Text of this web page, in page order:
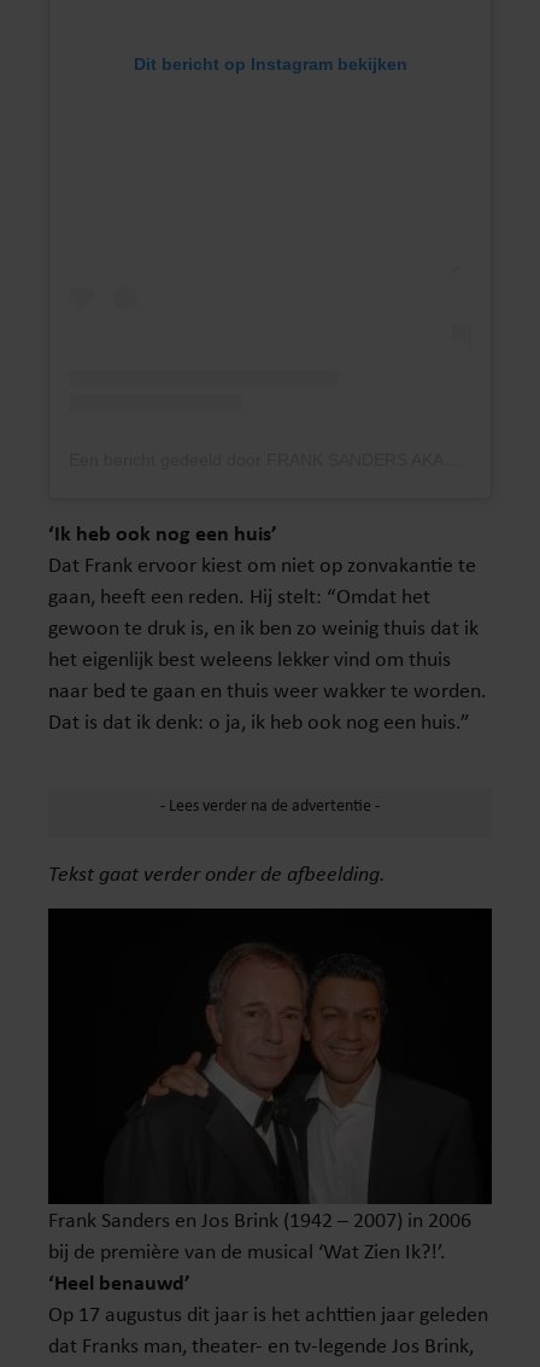
Dit bericht op Instagram bekijken
‘Ik heb ook nog een huis’
Dat Frank ervoor kiest om niet op zonvakantie te
gaan, heeft een reden. Hij stelt: “Omdat het
gewoon te druk is, en ik ben zo weinig thuis dat ik
het eigenlijk best weleens lekker vind om thuis
naar bed te gaan en thuis weer wakker te worden.
Dat is dat ik denk: o ja, ik heb ook nog een huis.”
Tekst gaat verder onder de afbeelding.
Frank Sanders en Jos Brink (1942 – 2007) in 2006
bij de première van de musical ‘Wat Zien Ik?!’.
‘Heel benauwd’
Op 17 augustus dit jaar is het achttien jaar geleden
dat Franks man, theater- en tv-legende Jos Brink,